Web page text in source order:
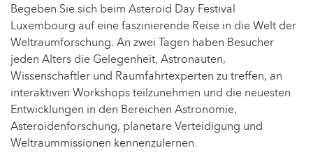
Begeben Sie sich beim Asteroid Day Festival
Luxembourg auf eine faszinierende Reise in die Welt der
Weltraumforschung. An zwei Tagen haben Besucher
jeden Alters die Gelegenheit, Astronauten,
Wissenschaftler und Raumfahrtexperten zu treffen, an
interaktiven Workshops teilzunehmen und die neuesten
Entwicklungen in den Bereichen Astronomie,
Asteroidenforschung, planetare Verteidigung und
Weltraummissionen kennenzulernen.